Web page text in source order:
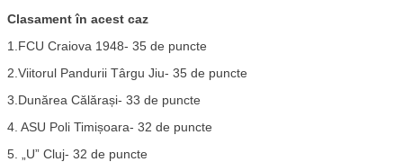
Clasament în acest caz
1.FCU Craiova 1948- 35 de puncte
2.Viitorul Pandurii Târgu Jiu- 35 de puncte
3.Dunărea Călărași- 33 de puncte
4. ASU Poli Timișoara- 32 de puncte
5. „U” Cluj- 32 de puncte